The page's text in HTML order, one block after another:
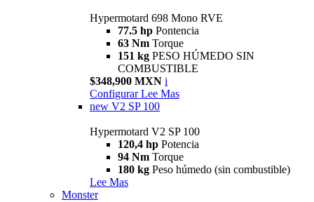
Hypermotard 698 Mono RVE
77.5 hp Pontencia
63 Nm Torque
151 kg PESO HÚMEDO SIN
COMBUSTIBLE
$348,900 MXN i
Configurar Lee Mas
new V2 SP 100
Hypermotard V2 SP 100
120,4 hp Potencia
94 Nm Torque
180 kg Peso húmedo (sin combustible)
Lee Mas
Monster